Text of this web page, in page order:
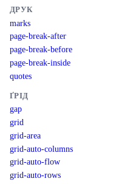
ДРУК
marks
page-break-after
page-break-before
page-break-inside
quotes
ҐРІД
gap
grid
grid-area
grid-auto-columns
grid-auto-flow
grid-auto-rows